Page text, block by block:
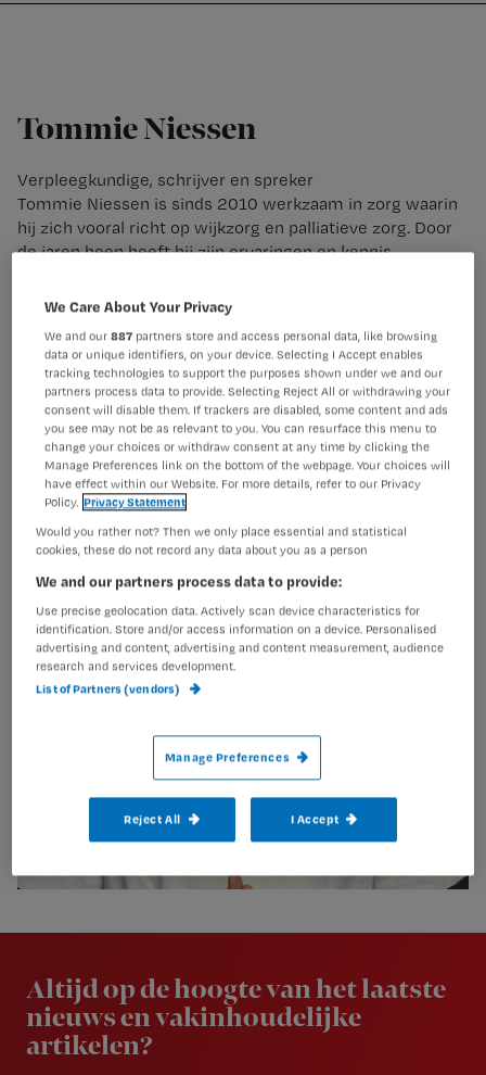
Nursing
Tommie Niessen
Verpleegkundige, schrijver en spreker
Tommie Niessen is sinds 2010 werkzaam in zorg waarin
hij zich vooral richt op wijkzorg en palliatieve zorg. Door
de jaren heen heeft hij zijn ervaringen en kennis
een positieve en vooral realistische manier op de kaart
Dezelfde boodschap brengt hij ook als spreker. Vol passie
geeft hij lezingen, workshops en trainingen in en over de
zorg.
Altijd op de hoogte van het laatste
nieuws en vakinhoudelijke
artikelen?
We Care About Your Privacy
We and our887 partners store and access personal data, like browsing
data or unique identifiers, on your device. Selecting I Accept enables
tracking technologies to support the purposes shown under we and our
partners process data to provide. Selecting Reject All or withdrawing your
consent will disable them. If trackers are disabled, some content and ads
you see may not be as relevant to you. You can resurface this menu to
change your choices or withdraw consent at any time by clicking the
Manage Preferences link on the bottom of the webpage. Your choices will
have effect within our Website. For more details, refer to our Privacy
Policy. Privacy Statement
Would you rather not? Then we only place essential and statistical
cookies, these do not record any data about you as a person
We and our partners process data to provide:
Use precise geolocation data. Actively scan device characteristics for
identification. Store and/or access information on a device. Personalised
advertising and content, advertising and content measurement, audience
research and services development.
List of Partners (vendors)
Manage Preferences
Reject All I Accept